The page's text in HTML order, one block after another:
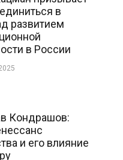
в
развитием
в России
Кондрашов:
и его влияние